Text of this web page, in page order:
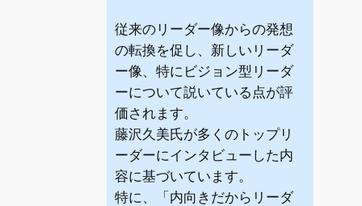
従来のリーダー像からの発想
の転換を促し、新しいリーダ
ー像、特にビジョン型リーダ
ーについて説いている点が評
価されます。
藤沢久美氏が多くのトップリ
ーダーにインタビューした内
容に基づいています。
特に、「内向きだからリーダ